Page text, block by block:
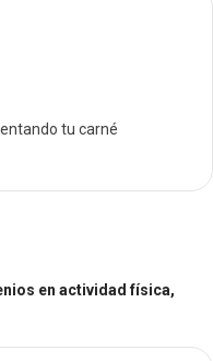
tu carné
en actividad física,